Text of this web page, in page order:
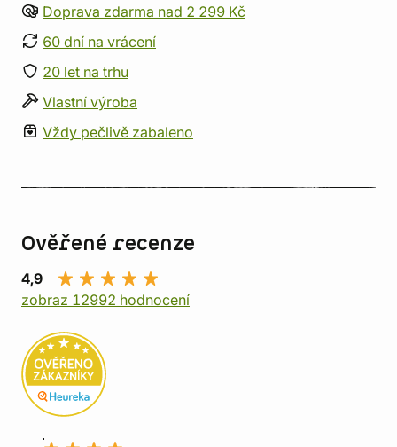
Doprava zdarma nad 2 299 Kč
60 dní na vrácení
20 let na trhu
Vlastní výroba
Vždy pečlivě zabaleno
Ověřené recenze
4,9
zobraz 12992 hodnocení